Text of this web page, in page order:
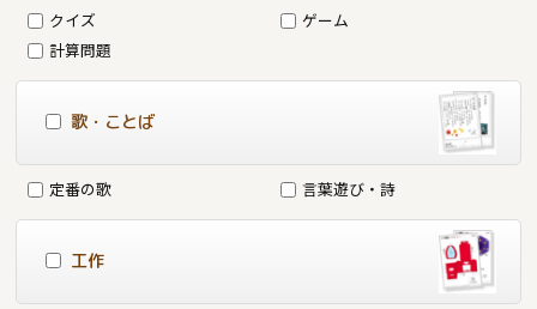
クイズ
ゲーム
計算問題
歌・ことば
定番の歌 言葉遊び・詩
工作